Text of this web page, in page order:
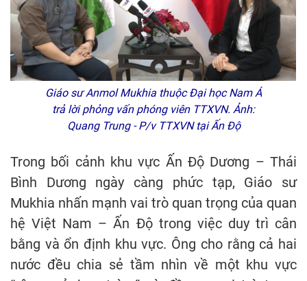
Giáo sư Anmol Mukhia thuộc Đại học Nam Á
trả lời phỏng vấn phóng viên TTXVN. Ảnh:
Quang Trung - P/v TTXVN tại Ấn Độ
Trong bối cảnh khu vực Ấn Độ Dương – Thái
Bình Dương ngày càng phức tạp, Giáo sư
Mukhia nhấn mạnh vai trò quan trọng của quan
hệ Việt Nam – Ấn Độ trong việc duy trì cân
bằng và ổn định khu vực. Ông cho rằng cả hai
nước đều chia sẻ tầm nhìn về một khu vực